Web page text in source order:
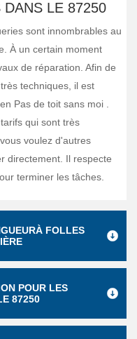
LE 87250
sont innombrables au
À un certain moment
de réparation. Afin de
techniques, il est
Pas de toit sans moi .
qui sont très
voulez d'autres
directement. Il respecte
terminer les tâches.
FOLLES
POUR LES
87250